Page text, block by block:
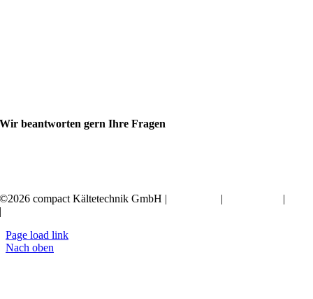
Wir beantworten gern Ihre Fragen
©2026 compact Kältetechnik GmbH | | |
|
Page load link
Nach oben